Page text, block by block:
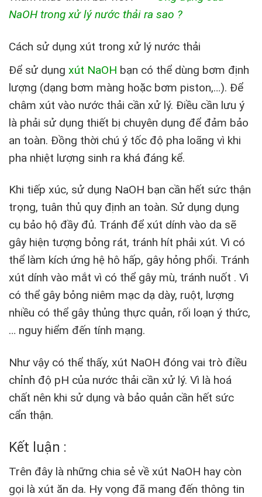
NaOH trong xử lý nước thải ra sao ?
Cách sử dụng xút trong xử lý nước thải
Để sử dụng xút NaOH bạn có thể dùng bơm định
lượng (dạng bơm màng hoặc bơm piston,…). Để
châm xút vào nước thải cần xử lý. Điều cần lưu ý
là phải sử dụng thiết bị chuyên dụng để đảm bảo
an toàn. Đồng thời chú ý tốc độ pha loãng vì khi
pha nhiệt lượng sinh ra khá đáng kể.
Khi tiếp xúc, sử dụng NaOH bạn cần hết sức thận
trọng, tuân thủ quy định an toàn. Sử dụng dụng
cụ bảo hộ đầy đủ. Tránh để xút dính vào da sẽ
gây hiện tượng bỏng rát, tránh hít phải xút. Vì có
thể làm kích ứng hệ hô hấp, gây hỏng phổi. Tránh
xút dính vào mắt vì có thể gây mù, tránh nuốt . Vì
có thể gây bỏng niêm mạc dạ dày, ruột, lượng
nhiều có thể gây thủng thực quản, rối loạn ý thức,
… nguy hiểm đến tính mạng.
Như vậy có thể thấy, xút NaOH đóng vai trò điều
chỉnh độ pH của nước thải cần xử lý. Vì là hoá
chất nên khi sử dụng và bảo quản cần hết sức
cẩn thận.
Kết luận :
Trên đây là những chia sẻ về xút NaOH hay còn
gọi là xút ăn da. Hy vọng đã mang đến thông tin